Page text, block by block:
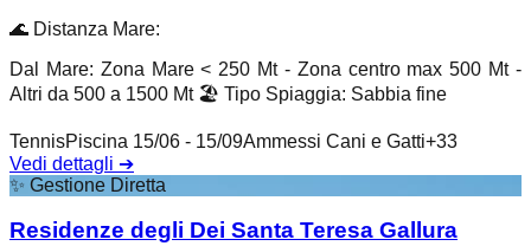
🌊 Distanza Mare:
Dal Mare: Zona Mare < 250 Mt - Zona centro max 500 Mt -
Altri da 500 a 1500 Mt 🏖️ Tipo Spiaggia: Sabbia fine
TennisPiscina 15/06 - 15/09Ammessi Cani e Gatti+33
Vedi dettagli ➔
✨ Gestione Diretta
Residenze degli Dei Santa Teresa Gallura